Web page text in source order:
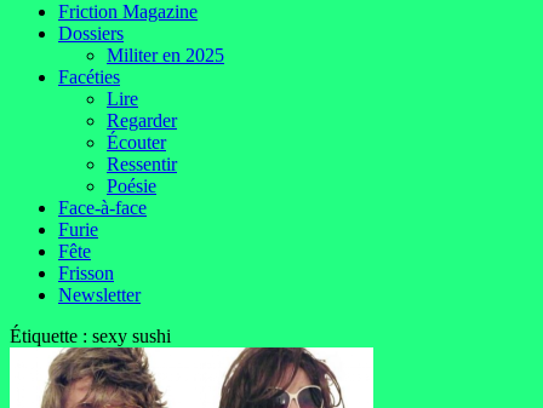
Friction Magazine
Dossiers
Militer en 2025
Facéties
Lire
Regarder
Écouter
Ressentir
Poésie
Face-à-face
Furie
Fête
Frisson
Newsletter
Étiquette : sexy sushi